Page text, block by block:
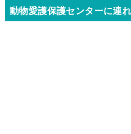
動物愛護保護センターに連